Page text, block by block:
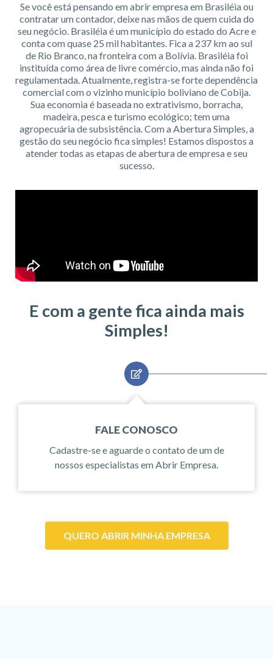
Se você está pensando em abrir empresa em Brasiléia ou
contratar um contador, deixe nas mãos de quem cuida do
seu negócio. Brasiléia é um município do estado do Acre e
conta com quase 25 mil habitantes. Fica a 237 km ao sul
de Rio Branco, na fronteira com a Bolívia. Brasiléia foi
instituída como área de livre comércio, mas ainda não foi
regulamentada. Atualmente, registra-se forte dependência
comercial com o vizinho município boliviano de Cobija.
Sua economia é baseada no extrativismo, borracha,
madeira, pesca e turismo ecológico; tem uma
agropecuária de subsistência. Com a Abertura Simples, a
gestão do seu negócio fica simples! Estamos dispostos a
atender todas as etapas de abertura de empresa e seu
sucesso.
E com a gente fica ainda mais
Simples!
FALE CONOSCO
Cadastre-se e aguarde o contato de um de
nossos especialistas em Abrir Empresa.
QUERO ABRIR MINHA EMPRESA